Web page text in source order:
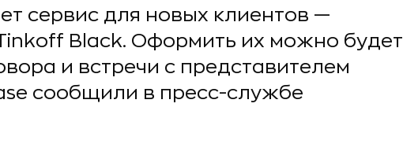
сервис для новых клиентов —
Black. Оформить их можно будет
и встречи с представителем
сообщили в пресс-службе